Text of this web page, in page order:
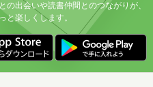
の出会いや読書仲間とのつながりが、
と楽しくします。